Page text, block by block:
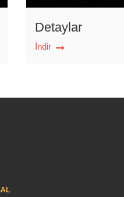
Detaylar
İndir